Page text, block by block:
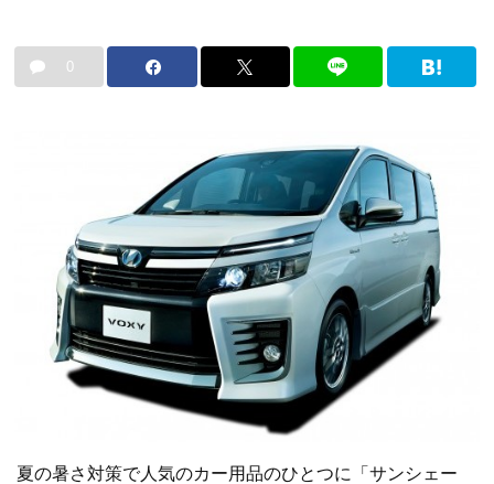
0
夏の暑さ対策で人気のカー用品のひとつに「サンシェー